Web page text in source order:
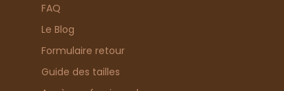
FAQ
Le Blog
Formulaire retour
Guide des tailles